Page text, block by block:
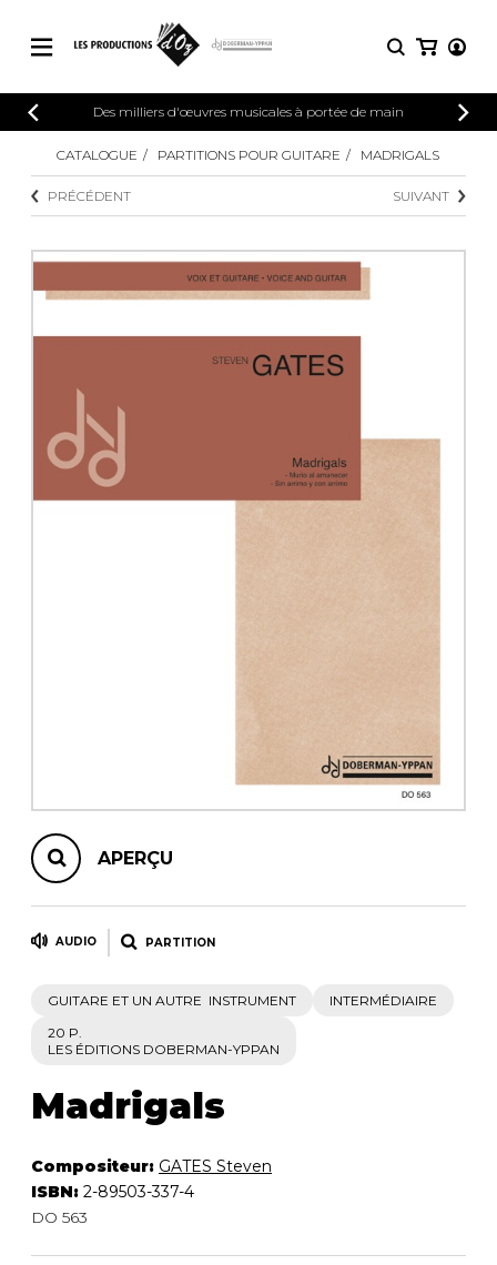
CATALOGUE
Explorez notre catalogue de partitions
riche en œuvres originales et en
arrangements de qualité.
PARTITIONS POUR AUTRES
INSTRUMENTS
PARTITIONS POUR ENSEMBLES
CONNEXION
INSCRIPTION
Des milliers d'œuvres musicales à portée de main
riche en œuvres originales et en
arrangements de qualité.
PARTITIONS
Méthodes
2 guitares
5 guitares et plus
CATALOGUE PARTITIONS POUR GUITARE MADRIGALS
PRÉCÉDENT SUIVANT
APERÇU
AUDIO PARTITION
GUITARE ET UN AUTRE INSTRUMENT
INTERMÉDIAIRE
20 P.
LES ÉDITIONS DOBERMAN-YPPAN
Madrigals
Compositeur: GATES Steven
ISBN: 2-89503-337-4
DO 563